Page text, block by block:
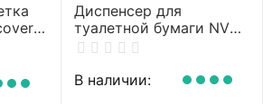
Диспенсер для
туалетной бумаги NV
белый MJ1 NV
В наличии: